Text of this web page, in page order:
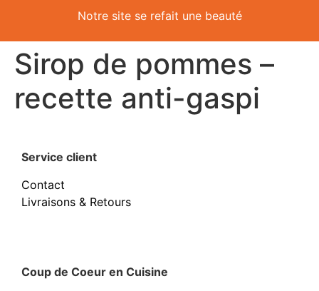
Notre site se refait une beauté
Sirop de pommes –
recette anti-gaspi
Service client
Contact
Livraisons & Retours
Coup de Coeur en Cuisine